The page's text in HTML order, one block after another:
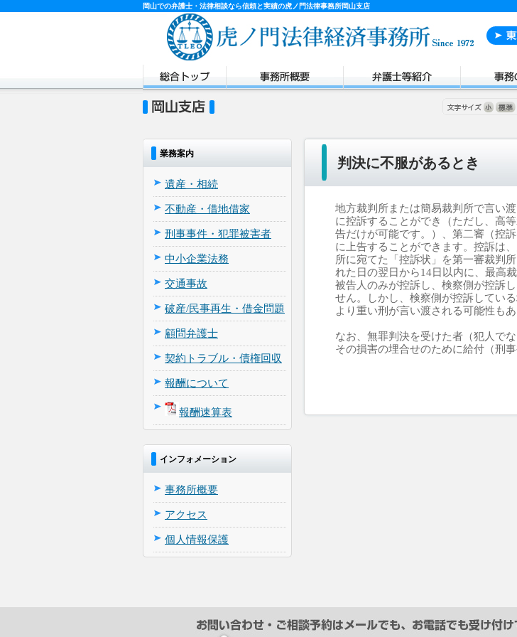
岡山での弁護士・法律相談なら信頼と実績の虎ノ門法律事務所岡山支店
業務案内
遺産・相続
不動産・借地借家
刑事事件・犯罪被害者
中小企業法務
交通事故
破産/民事再生・借金問題
顧問弁護士
契約トラブル・債権回収
報酬について
報酬速算表
インフォメーション
事務所概要
アクセス
個人情報保護
判決に不服があるとき
地方裁判所または簡易裁判所で言い
に控訴することができ（ただし、高
告だけが可能です。）、第二審（控
に上告することができます。控訴は、
所に宛てた「控訴状」を第一審裁判
れた日の翌日から14日以内に、最高
被告人のみが控訴し、検察側が控訴
せん。しかし、検察側が控訴してい
より重い刑が言い渡される可能性もあ
なお、無罪判決を受けた者（犯人で
その損害の埋合せのために給付（刑